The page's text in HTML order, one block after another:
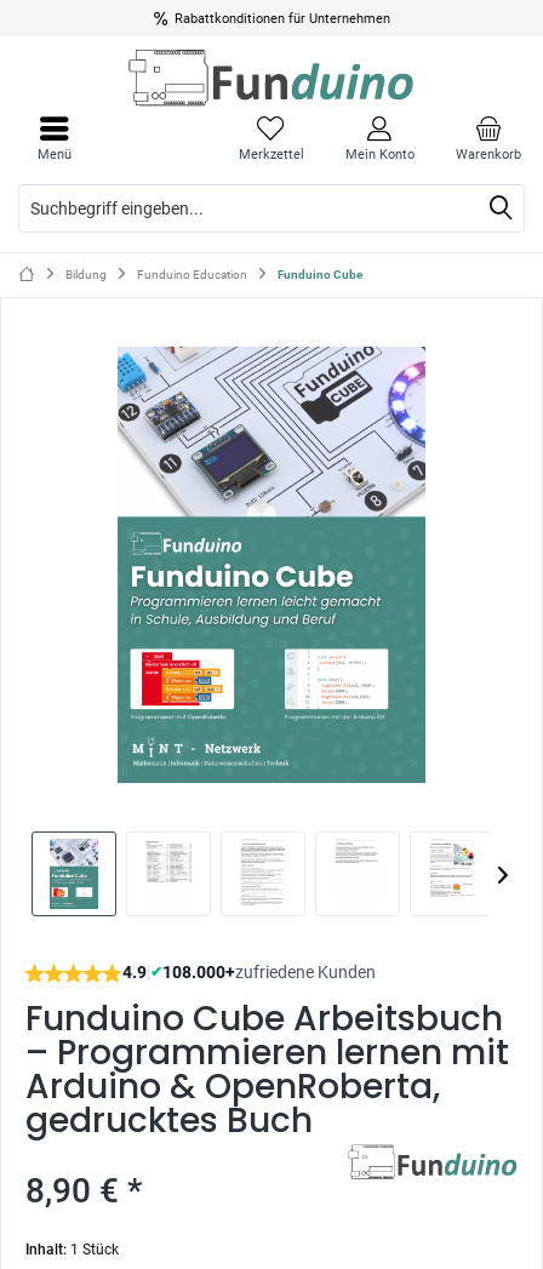
Rabattkonditionen für Unternehmen
Warenkorb
Merkzettel Mein Konto
Menü
Bildung Funduino Education Funduino Cube
4.9|✔108.000+zufriedene Kunden
Funduino Cube Arbeitsbuch
– Programmieren lernen mit
Arduino & OpenRoberta,
gedrucktes Buch
8,90 € *
Inhalt: 1 Stück